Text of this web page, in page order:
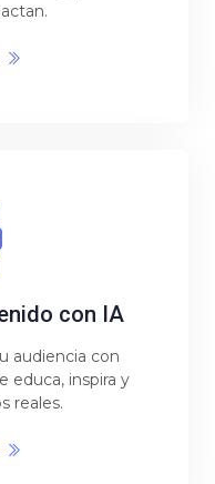
con IA
audiencia con
educa, inspira y
reales.